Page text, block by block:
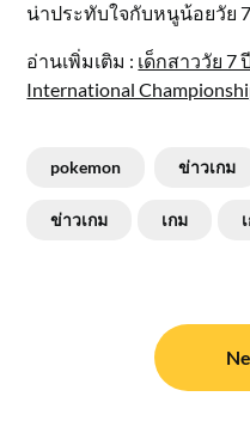
น่าประทับใจกับหนูน้อยวัย
อ่านเพิ่มเติม : เด็กสาววัย 7
International
pokemon ข่าวเกม
ข่าวเกม เกม